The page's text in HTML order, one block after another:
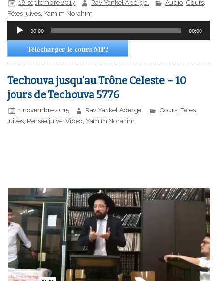
18 septembre 2017 Rav Yankel Abergel Audio Cours,
Fêtes juives ,Yamim Norahim
Lecteur
00:00 00:00
Télécharger le cours MP3
Techouva jusqu’au Trône Celeste – 10
jours de Techouva 5776
1 novembre 2015 Rav Yankel Abergel Cours, Fêtes
juives Pensée juive ,Video ,Yamim Norahim